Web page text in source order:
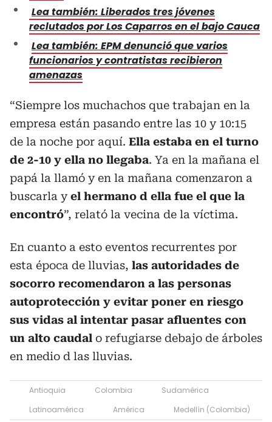
Lea también: Liberados tres jóvenes
reclutados por Los Caparros en el bajo Cauca
Lea también: EPM denunció que varios
funcionarios y contratistas recibieron
amenazas
“Siempre los muchachos que trabajan en la
empresa están pasando entre las 10 y 10:15
de la noche por aquí. Ella estaba en el turno
de 2-10 y ella no llegaba. Ya en la mañana el
papá la llamó y en la mañana comenzaron a
buscarla yel hermano d ella fue el que la
encontró”, relató la vecina de la víctima.
En cuanto a esto eventos recurrentes por
esta época de lluvias, las autoridades de
socorro recomendaron a las personas
autoprotección y evitar poner en riesgo
sus vidas al intentar pasar afluentes con
un alto caudal o refugiarse debajo de árboles
en medio d las lluvias.
Antioquia Colombia
Sudamérica
Latinoamérica
América Medellín (Colombia)